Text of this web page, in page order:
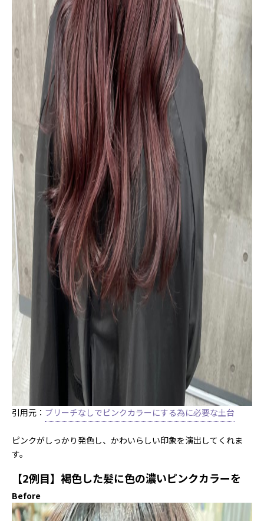
引用元： ブリーチなしでピンクカラーにする為に必要な土台
ピンクがしっかり発色し、かわいらしい印象を演出してくれま
す。
【2例目】褐色した髪に色の濃いピンクカラーを
Before